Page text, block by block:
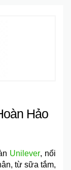
Hảo
Unilever, nổi
từ sữa tắm,